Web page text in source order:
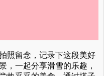
照留念，记录下这段美好
，一起分享滑雪的乐趣，